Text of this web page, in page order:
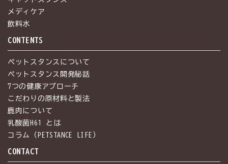
メディケア
飲料水
CONTENTS
ペットスタンスについて
ペットスタンス開発秘話
7つの健康アプローチ
こだわりの原材料と製法
鹿肉について
乳酸菌H61 とは
コラム（PETSTANCE LIFE）
CONTACT